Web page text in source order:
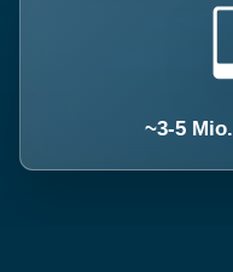
~3-5 Mio.